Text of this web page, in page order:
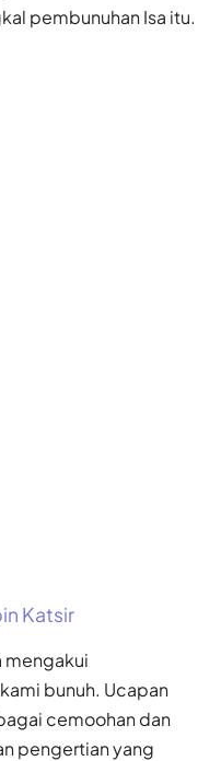
pembunuhan Isa itu.
Katsir
mengakui
bunuh. Ucapan
cemoohan dan
pengertian yang